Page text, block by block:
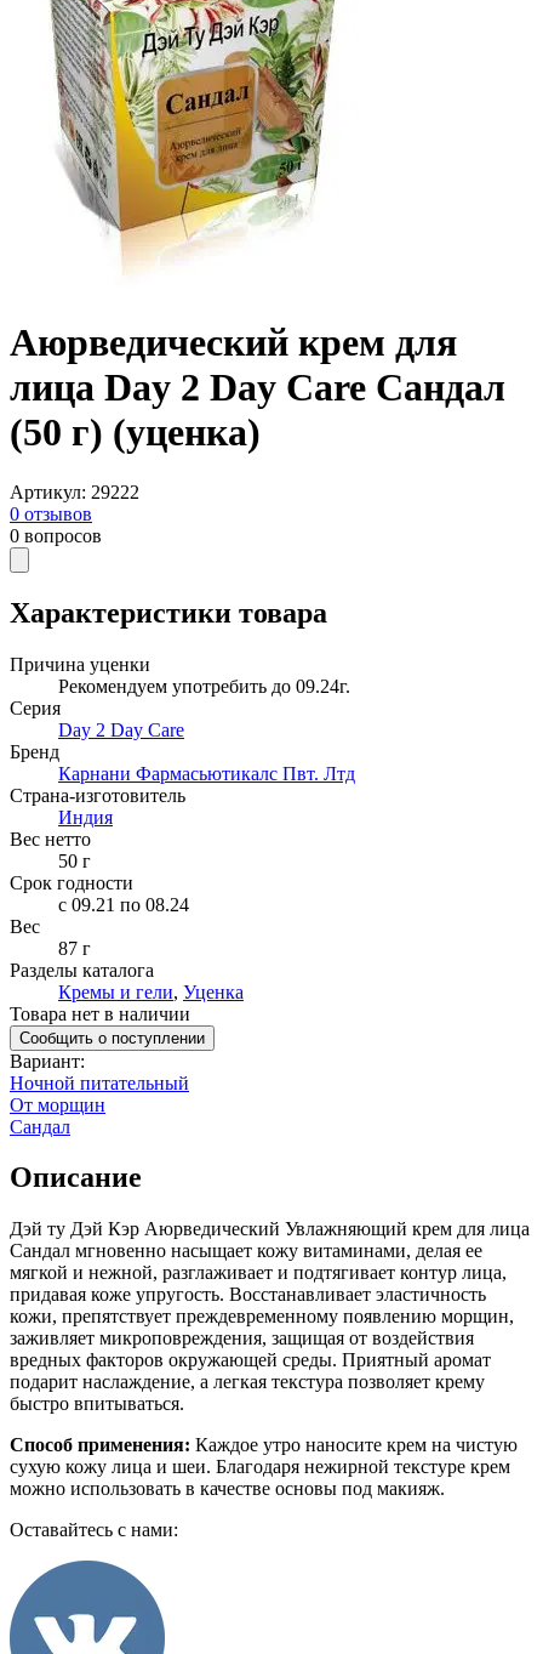
Аюрведический крем для
лица Day 2 Day Care Сандал
(50 г) (уценка)
Артикул: 29222
0 отзывов
0 вопросов
Характеристики товара
Причина уценки
Рекомендуем употребить до 09.24г.
Серия
Day 2 Day Care
Бренд
Карнани Фармасьютикалс Пвт. Лтд
Страна-изготовитель
Индия
Вес нетто
50 г
Срок годности
c 09.21 по 08.24
Вес
87 г
Разделы каталога
Кремы и гели, Уценка
Товара нет в наличии
Сообщить о поступлении
Вариант:
Ночной питательный
От морщин
Сандал
Описание
Дэй ту Дэй Кэр Аюрведический Увлажняющий крем для лица
Сандал мгновенно насыщает кожу витаминами, делая ее
мягкой и нежной, разглаживает и подтягивает контур лица,
придавая коже упругость. Восстанавливает эластичность
кожи, препятствует преждевременному появлению морщин,
заживляет микроповреждения, защищая от воздействия
вредных факторов окружающей среды. Приятный аромат
подарит наслаждение, а легкая текстура позволяет крему
быстро впитываться.
Способ применения: Каждое утро наносите крем на чистую
сухую кожу лица и шеи. Благодаря нежирной текстуре крем
можно использовать в качестве основы под макияж.
Оставайтесь с нами: